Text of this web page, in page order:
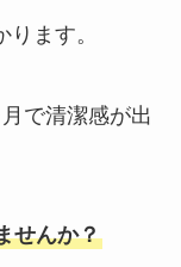
ます。
で清潔感が出
せんか？